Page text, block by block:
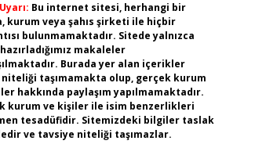
Bu internet sitesi, herhangi bir
kurum veya şahıs şirketi ile hiçbir
bulunmamaktadır. Sitede yalnızca
makaleler
Burada yer alan içerikler
taşımamakta olup, gerçek kurum
hakkında paylaşım yapılmamaktadır.
kurum ve kişiler ile isim benzerlikleri
tesadüfidir. Sitemizdeki bilgiler taslak
ve tavsiye niteliği taşımazlar.